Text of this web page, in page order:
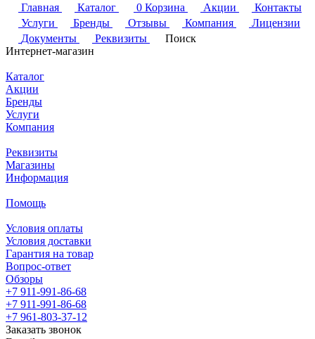
Главная
Каталог 0 Корзина Акции
Контакты
Услуги
Бренды Отзывы Компания
Лицензии
Документы
Реквизиты
Поиск
Интернет-магазин
Каталог
Акции
Бренды
Услуги
Компания
Реквизиты
Магазины
Информация
Помощь
Условия оплаты
Условия доставки
Гарантия на товар
Вопрос-ответ
Обзоры
+7 911-991-86-68
+7 911-991-86-68
+7 961-803-37-12
Заказать звонок